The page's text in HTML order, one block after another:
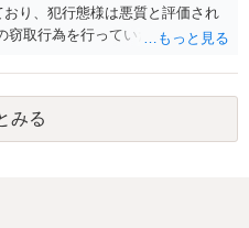
り、犯行態様は悪質と評価され
窃取行為を行っていたことも悪質
た全額を弁済していることは、被
斟酌されます。 また、前科前歴
きっているとまでは言えず、有
の情状証拠を適切に提出すること
みる